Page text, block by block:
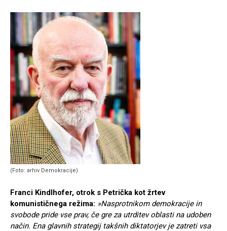
(Foto: arhiv Demokracije)
Franci Kindlhofer, otrok s Petrička kot žrtev
komunističnega režima: »Nasprotnikom demokracije in
svobode pride vse prav, če gre za utrditev oblasti na udoben
način. Ena glavnih strategij takšnih diktatorjev je zatreti vsa